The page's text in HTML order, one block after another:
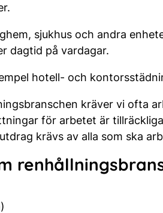
sjukhus och andra
dagtid på vardagar.
hotell- och
kräver vi ofta
för arbetet är
krävs av alla som ska